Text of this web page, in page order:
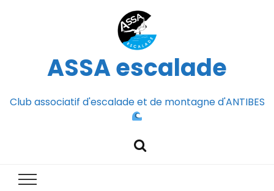
ASSA escalade
Club associatif d'escalade et de montagne d'ANTIBES